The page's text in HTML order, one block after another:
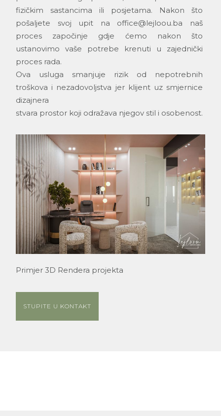
fizičkim sastancima ili posjetama. Nakon što
pošaljete svoj upit na office@lejloou.ba naš
proces započinje gdje ćemo nakon što
ustanovimo vaše potrebe krenuti u zajednički
proces rada.
Ova usluga smanjuje rizik od nepotrebnih
troškova i nezadovoljstva jer klijent uz smjernice
dizajnera
stvara prostor koji odražava njegov stil i osobenost.
Primjer 3D Rendera projekta
STUPITE U KONTAKT